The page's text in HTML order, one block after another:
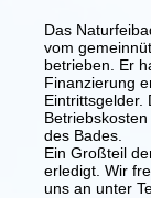
Das
vom
betrieben. Er
Finanzierung
Eintrittsgelder.
des Bades.
Ein Großteil
erledigt. Wir
uns an unter